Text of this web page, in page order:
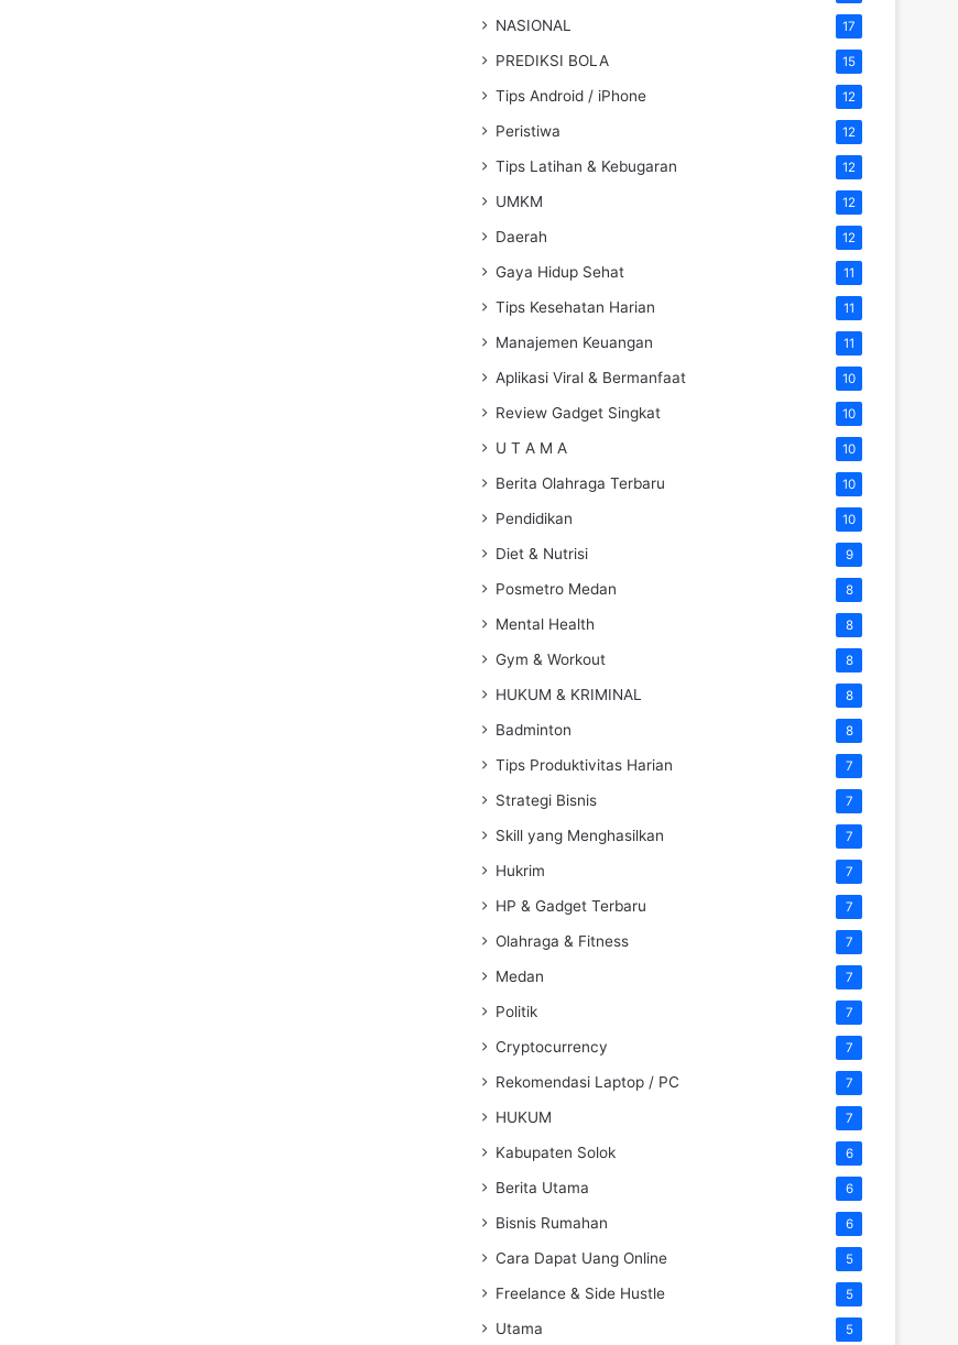
NASIONAL 17
PREDIKSI BOLA 15
Tips Android / iPhone 12
Peristiwa 12
Tips Latihan & Kebugaran 12
UMKM 12
Daerah 12
Gaya Hidup Sehat 11
Tips Kesehatan Harian 11
Manajemen Keuangan 11
Aplikasi Viral & Bermanfaat 10
Review Gadget Singkat 10
U T A M A 10
Berita Olahraga Terbaru 10
Pendidikan 10
Diet & Nutrisi 9
Posmetro Medan 8
Mental Health 8
Gym & Workout 8
HUKUM & KRIMINAL 8
Badminton 8
Tips Produktivitas Harian 7
Strategi Bisnis 7
Skill yang Menghasilkan 7
Hukrim 7
HP & Gadget Terbaru 7
Olahraga & Fitness 7
Medan 7
Politik 7
Cryptocurrency 7
Rekomendasi Laptop / PC 7
HUKUM 7
Kabupaten Solok 6
Berita Utama 6
Bisnis Rumahan 6
Cara Dapat Uang Online 5
Freelance & Side Hustle 5
Utama 5